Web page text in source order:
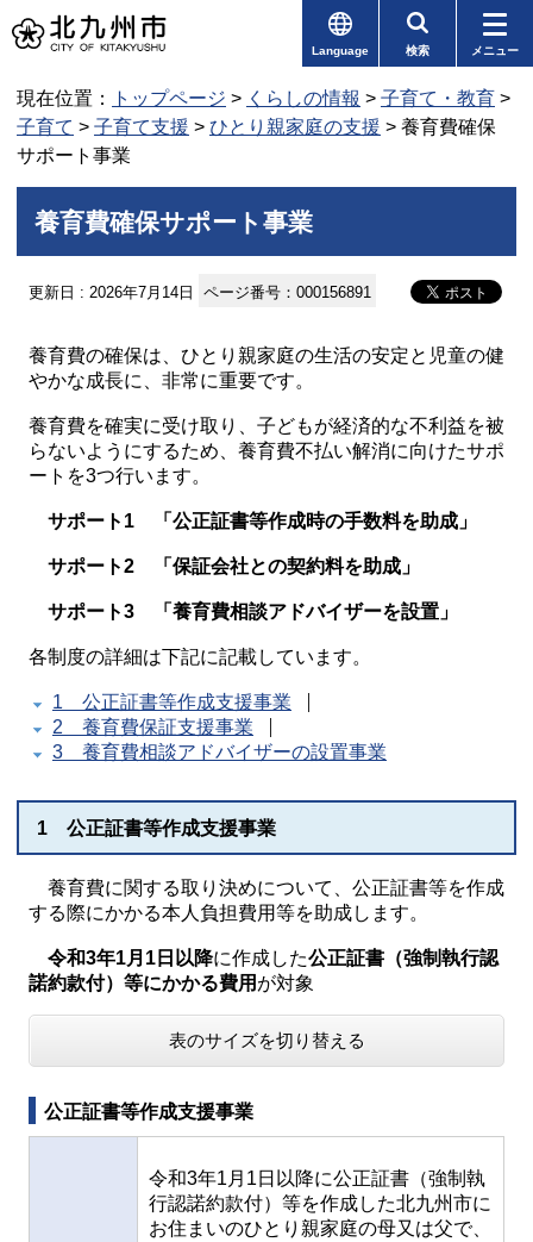
Language 検索 メニュー
現在位置： トップページ > くらしの情報 > 子育て・教育 >
子育て > 子育て支援 > ひとり親家庭の支援 > 養育費確保
サポート事業
養育費確保サポート事業
更新日 : 2026年7月14日 ページ番号：000156891
養育費の確保は、ひとり親家庭の生活の安定と児童の健
やかな成長に、非常に重要です。
養育費を確実に受け取り、子どもが経済的な不利益を被
らないようにするため、養育費不払い解消に向けたサポ
ートを3つ行います。
サポート1 「公正証書等作成時の手数料を助成」
サポート2 「保証会社との契約料を助成」
サポート3 「養育費相談アドバイザーを設置」
各制度の詳細は下記に記載しています。
1 公正証書等作成支援事業
2 養育費保証支援事業
3 養育費相談アドバイザーの設置事業
1 公正証書等作成支援事業
養育費に関する取り決めについて、公正証書等を作成
する際にかかる本人負担費用等を助成します。
令和3年1月1日以降に作成した公正証書（強制執行認
諾約款付）等にかかる費用 が対象
表のサイズを切り替える
公正証書等作成支援事業
令和3年1月1日以降に公正証書（強制執
行認諾約款付）等を作成した北九州市に
お住まいのひとり親家庭の母又は父で、